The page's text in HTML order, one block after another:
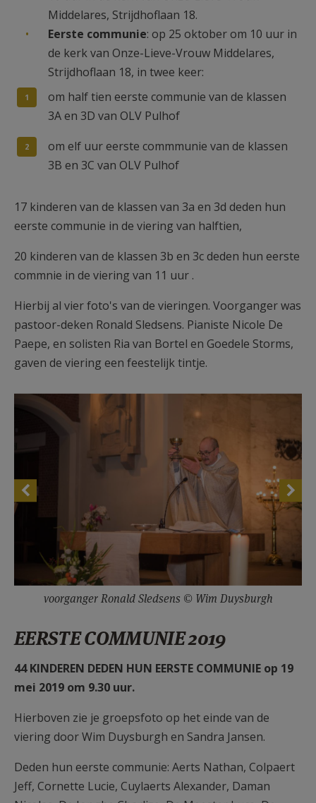
Middelares, Strijdhoflaan 18.
Eerste communie: op 25 oktober om 10 uur in
de kerk van Onze-Lieve-Vrouw Middelares,
Strijdhoflaan 18, in twee keer:
om half tien eerste communie van de klassen
3A en 3D van OLV Pulhof
om elf uur eerste commmunie van de klassen
3B en 3C van OLV Pulhof
17 kinderen van de klassen van 3a en 3d deden hun
eerste communie in de viering van halftien,
20 kinderen van de klassen 3b en 3c deden hun eerste
commnie in de viering van 11 uur .
Hierbij al vier foto's van de vieringen. Voorganger was
pastoor-deken Ronald Sledsens. Pianiste Nicole De
Paepe, en solisten Ria van Bortel en Goedele Storms,
gaven de viering een feestelijk tintje.
voorganger Ronald Sledsens © Wim Duysburgh
EERSTE COMMUNIE 2019
44 KINDEREN DEDEN HUN EERSTE COMMUNIE op 19
mei 2019 om 9.30 uur.
Hierboven zie je groepsfoto op het einde van de
viering door Wim Duysburgh en Sandra Jansen.
Deden hun eerste communie: Aerts Nathan, Colpaert
Jeff, Cornette Lucie, Cuylaerts Alexander, Daman